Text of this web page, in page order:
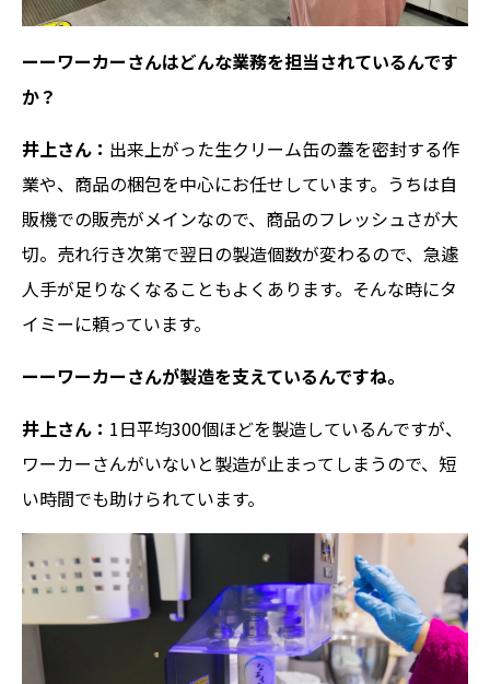
ーーワーカーさんはどんな業務を担当されているんです
か？
井上さん： 出来上がった生クリーム缶の蓋を密封する作
業や、商品の梱包を中心にお任せしています。うちは自
販機での販売がメインなので、商品のフレッシュさが大
切。売れ行き次第で翌日の製造個数が変わるので、急遽
人手が足りなくなることもよくあります。そんな時にタ
イミーに頼っています。
ーーワーカーさんが製造を支えているんですね。
井上さん： 1日平均300個ほどを製造しているんですが、
ワーカーさんがいないと製造が止まってしまうので、短
い時間でも助けられています。